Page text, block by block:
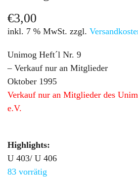
€3,00
inkl. 7 % MwSt. zzgl.
Unimog Heft´l Nr. 9
– Verkauf nur an Mitglieder
Oktober 1995
Verkauf nur an Mitglieder des
e.V.
Highlights:
U 403/ U 406
83 vorrätig